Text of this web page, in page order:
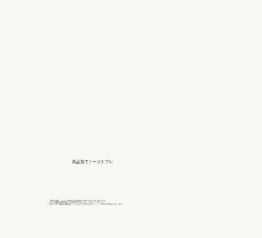
高品質でリーズナブル
「最新の技術」というと値段の高さを危惧 される方も多いかと思います。
しかし写真復活STUDIO では1枚 990円 からととってもリーズナブル。
これは「AI の素敵な機能をたくさんの方と 分かち合いたい」という理念が反映されて います。